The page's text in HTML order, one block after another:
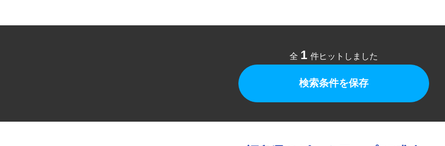
全1件ヒットしました
検索条件を保存